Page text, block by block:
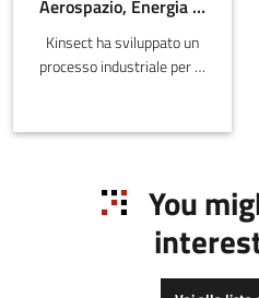
Aerospazio, Energia e Sostenibilità
Kinsect ha sviluppato un
processo industriale per la
mediante l'allevamento di
startup si inserisce in un
settore in forte crescita a
causa dei problemi di
approvvigionamento di
fonti proteiche - l'UE
You